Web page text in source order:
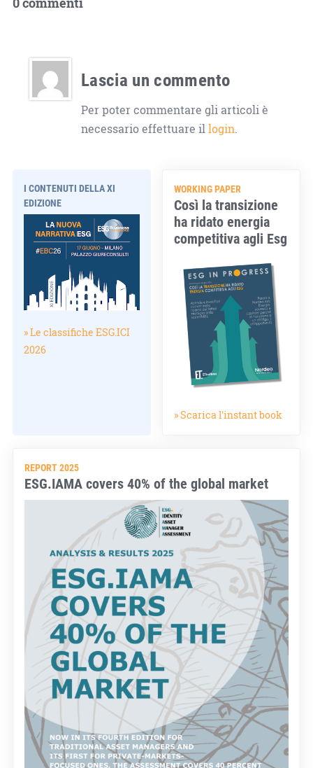
Lascia un commento
Per poter commentare gli articoli è
necessario effettuare illogin.
I CONTENUTI DELLA XI
EDIZIONE
» Le classifiche ESG.ICI
2026
WORKING PAPER
Così la transizione
ha ridato energia
competitiva agli Esg
» Scarica l'instant book
REPORT 2025
ESG.IAMA covers 40% of the global market